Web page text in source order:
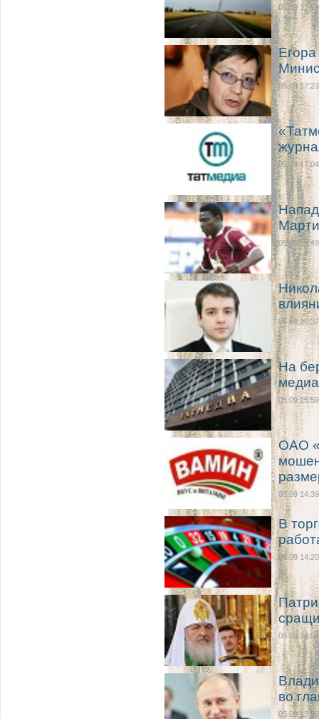
05.09 17:59
Егора
05.09 17:23
05.09 17:04
05.09 16:49
05.09 16:37
На
05.09 15:59
ОАО
05.09 14:39
В
05.09 14:20
05.09 14:04
во
05.09 13:59